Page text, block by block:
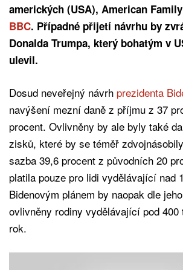
amerických (USA), American
BBC. Případné přijetí návrhu by
Donalda Trumpa, který bohatým v
ulevil.
Dosud neveřejný návrh prezidenta
navýšení mezní daně z příjmu z 37
procent. Ovlivněny by ale byly také
zisků, které by se téměř
sazba 39,6 procent z původních 20
platila pouze pro lidi vydělávající nad
Bidenovým plánem by naopak dle
ovlivněny rodiny vydělávající pod
rok.